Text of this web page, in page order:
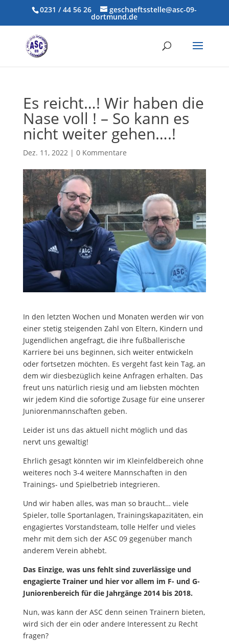
0231 / 44 56 26 geschaeftsstelle@asc-09-
dortmund.de
Es reicht…! Wir haben die
Nase voll ! – So kann es
nicht weiter gehen….!
Dez. 11, 2022| 0 Kommentare
In den letzten Wochen und Monaten werden wir von
einer stetig steigenden Zahl von Eltern, Kindern und
Jugendlichen angefragt, die ihre fußballerische
Karriere bei uns beginnen, sich weiter entwickeln
oder fortsetzen möchten. Es vergeht fast kein Tag, an
dem wir diesbezüglich keine Anfragen erhalten. Das
freut uns natürlich riesig und am liebsten möchten
wir jedem Kind die sofortige Zusage für eine unserer
Juniorenmannschaften geben.
Leider ist uns das aktuell nicht möglich und das
nervt uns gewaltig!
Ehrlich gesagt könnten wir im Kleinfeldbereich ohne
weiteres noch 3-4 weitere Mannschaften in den
Trainings- und Spielbetrieb integrieren.
Und wir haben alles, was man so braucht… viele
Spieler, tolle Sportanlagen, Trainingskapazitäten, ein
engagiertes Vorstandsteam, tolle Helfer und vieles
mehr mit dem sich der ASC 09 gegenüber manch
anderem Verein abhebt.
Das Einzige, was uns fehlt sind zuverlässige und
engagierte Trainer und hier vor allem im F- und G-
Juniorenbereich für die Jahrgänge 2014 bis 2018.
Nun, was kann der ASC denn seinen Trainern bieten,
wird sich der ein oder andere Interessent zu Recht
fragen?